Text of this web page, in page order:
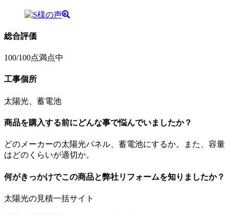
総合評価
100/100点満点中
工事個所
太陽光、蓄電池
商品を購入する前にどんな事で悩んでいましたか？
どのメーカーの太陽光パネル、蓄電池にするか。また、容量
はどのくらいが適切か。
何がきっかけでこの商品と弊社リフォームを知りましたか？
太陽光の見積一括サイト